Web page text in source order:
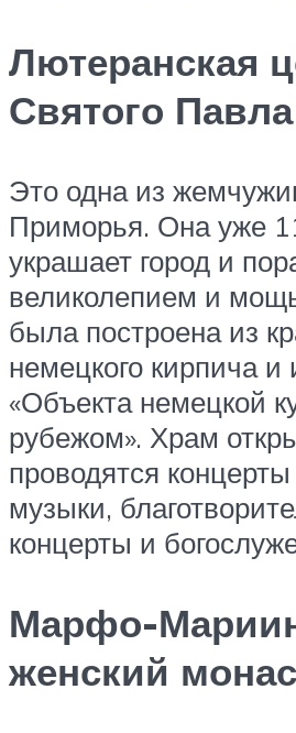
Лютеранская
Святого Павла
Это одна из
Приморья. Она уже
украшает город и
великолепием и
была построена из
немецкого кирпича и
«Объекта немецкой
рубежом». Храм
проводятся концерты
музыки,
концерты и
Марфо-
женский